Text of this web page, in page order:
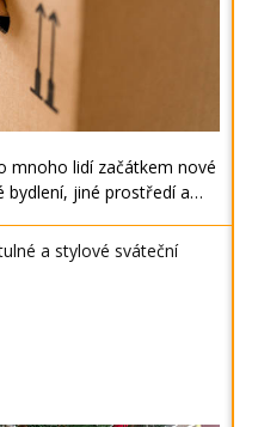
mnoho lidí začátkem nové
bydlení, jiné prostředí a…
a stylové sváteční